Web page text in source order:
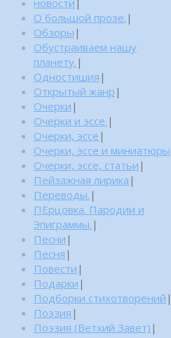
новости |
О большой прозе. |
Обзоры |
Обустраиваем нашу
планету. |
Одностишия |
Открытый жанр |
Очерки |
Очерки и эссе. |
Очерки, эссе |
Очерки, эссе и миниатюры
Очерки, эссе, статьи |
Пейзажная лирика |
Переводы. |
ПЕрцовка. Пародии и
Эпиграммы. |
Песни |
Песня |
Повести |
Подарки |
Подборки стихотворений |
Поэзия |
Поэзия (Ветхий Завет) |